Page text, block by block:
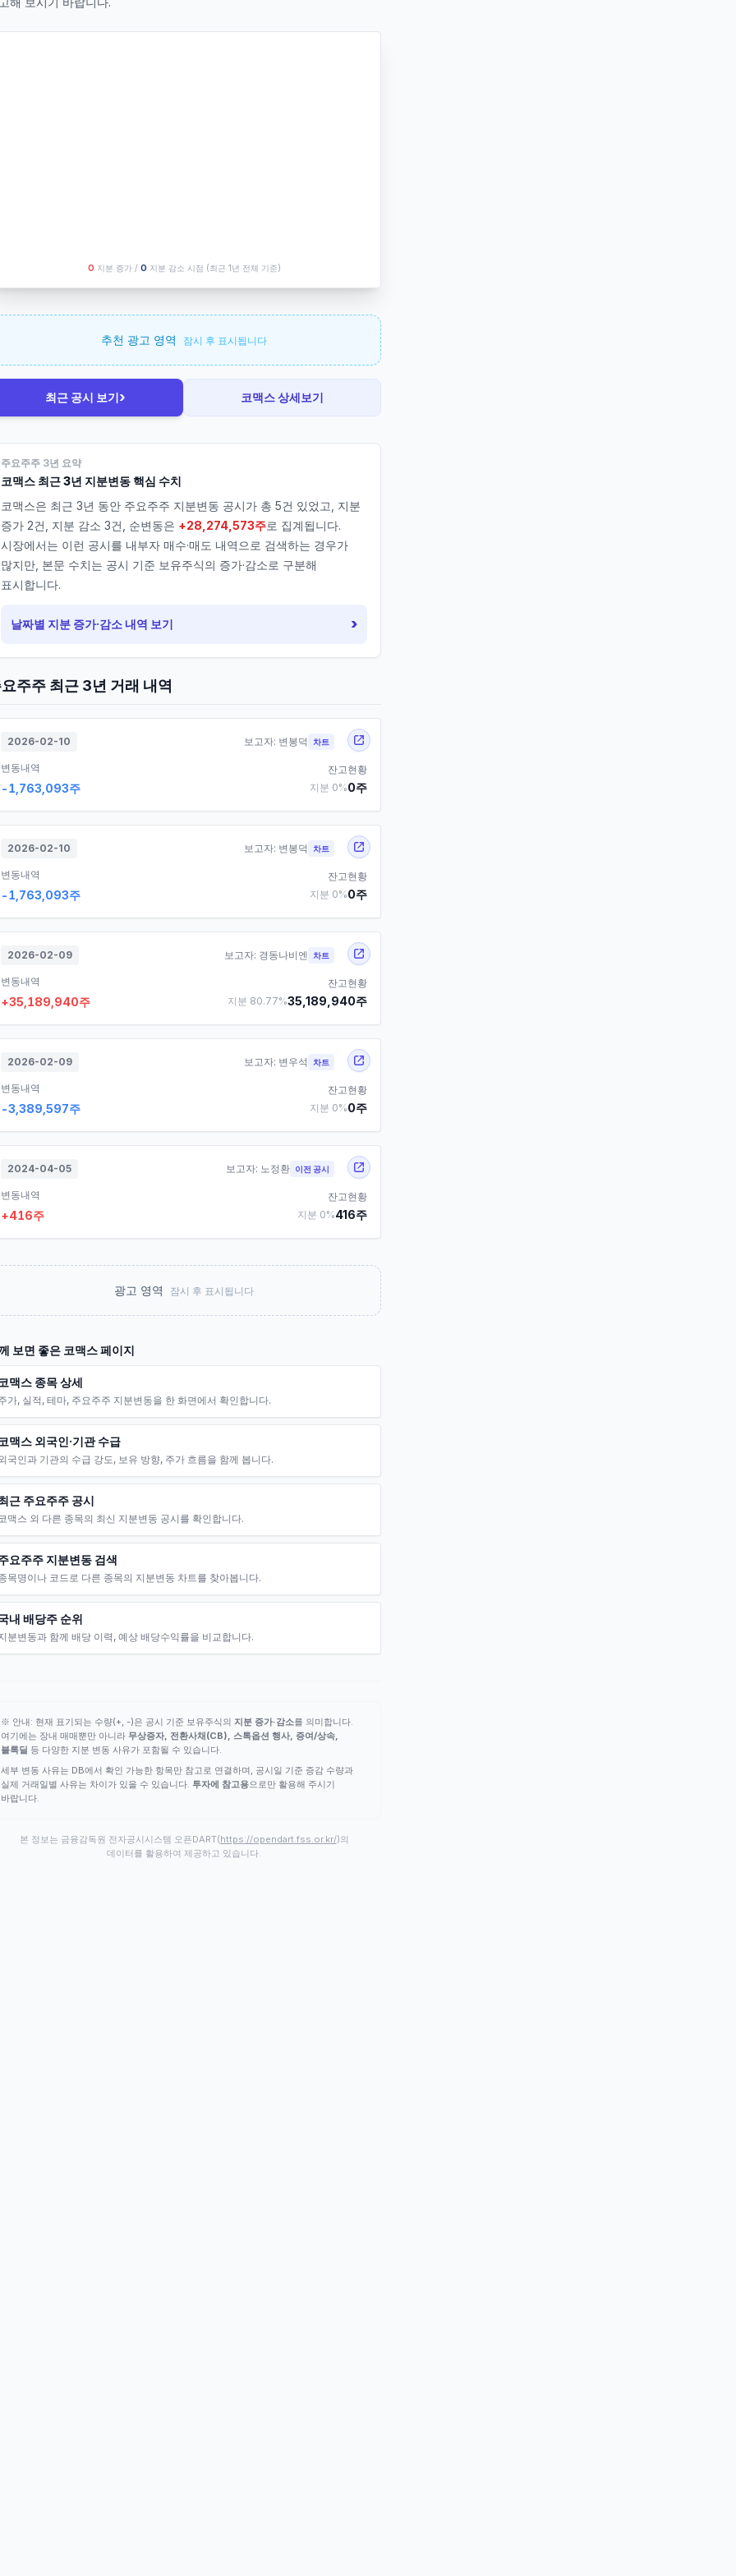
O 지분 증가 / O 지분 감소 시점 (최근 1년 전체 기준)
추천 광고 영역 잠시 후 표시됩니다
최근 공시 보기› 코맥스상세보기
주요주주 3년 요약
코맥스 최근 3년 지분변동 핵심 수치
코맥스은 최근 3년 동안 주요주주 지분변동 공시가 총 5건 있었고, 지분
증가 2건, 지분 감소 3건, 순변동은 +28,274,573주로 집계됩니다.
시장에서는 이런 공시를 내부자 매수·매도 내역으로 검색하는 경우가
많지만, 본문 수치는 공시 기준 보유주식의 증가·감소로 구분해
표시합니다.
날짜별 지분 증가·감소 내역 보기 ›
주주 최근 3년 거래 내역
2026-02-10 보고자: 변봉덕 차트
변동내역
-1,763,093주
잔고현황
지분 0%0주
2026-02-10 보고자: 변봉덕 차트
변동내역
-1,763,093주
잔고현황
지분 0%0주
2026-02-09 보고자: 경동나비엔 차트
변동내역
+35,189,940주
잔고현황
지분 80.77%35,189,940주
2026-02-09 보고자: 변우석 차트
변동내역
-3,389,597주
잔고현황
지분 0%0주
2024-04-05 보고자: 노정환 이전 공시
변동내역
+416주
잔고현황
지분 0%416주
광고 영역 잠시 후 표시됩니다
보면 좋은 코맥스페이지
맥스 종목 상세
가, 실적, 테마, 주요주주 지분변동을 한 화면에서 확인합니다.
맥스 외국인·기관 수급
국인과 기관의 수급 강도, 보유 방향, 주가 흐름을 함께 봅니다.
근 주요주주 공시
맥스 외 다른 종목의 최신 지분변동 공시를 확인합니다.
요주주 지분변동 검색
목명이나 코드로 다른 종목의 지분변동 차트를 찾아봅니다.
내 배당주 순위
분변동과 함께 배당 이력, 예상 배당수익률을 비교합니다.
※ 안내: 현재 표기되는 수량(+, -)은 공시 기준 보유주식의 지분 증가·감소를 의미합니다.
여기에는 장내 매매뿐만 아니라 무상증자, 전환사채(CB), 스톡옵션 행사, 증여/상속,
블록딜 등 다양한 지분 변동 사유가 포함될 수 있습니다.
세부 변동 사유는 DB에서 확인 가능한 항목만 참고로 연결하며, 공시일 기준 증감 수량과
실제 거래일별 사유는 차이가 있을 수 있습니다. 투자에 참고용으로만 활용해 주시기
바랍니다.
본 정보는 금융감독원 전자공시시스템 오픈DART(https://opendart.fss.or.kr/)의
데이터를 활용하여 제공하고 있습니다.